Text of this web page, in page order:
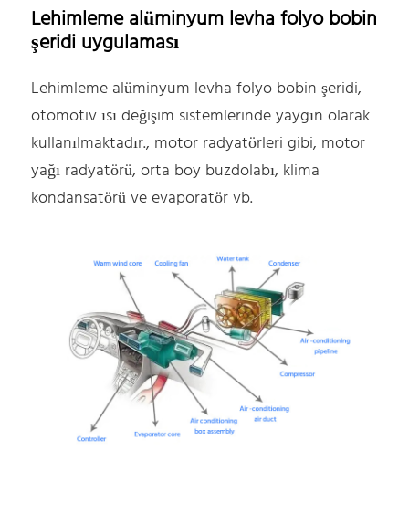
Lehimleme alüminyum levha folyo bobin
şeridi uygulaması
Lehimleme alüminyum levha folyo bobin şeridi,
otomotiv ısı değişim sistemlerinde yaygın olarak
kullanılmaktadır., motor radyatörleri gibi, motor
yağı radyatörü, orta boy buzdolabı, klima
kondansatörü ve evaporatör vb.